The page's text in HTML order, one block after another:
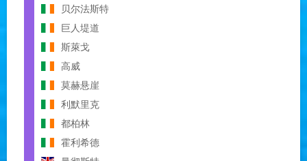
贝尔法斯特
巨人堤道
斯萊戈
高威
莫赫悬崖
利默里克
都柏林
霍利希德